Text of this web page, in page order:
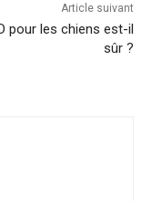
Article suivant
pour les chiens est-il
sûr ?